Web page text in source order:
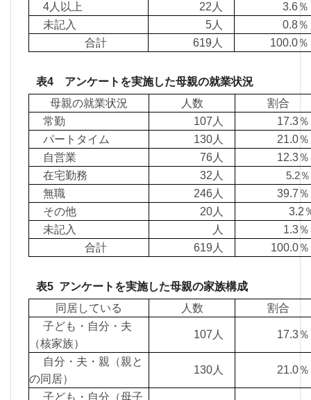
4人以上
22人
3.6
未記入
5人
0.8
合計
619人 100.0
表4 アンケートを実施した母親の就業状況
母親の就業状況
人数
割合
常勤
107人
17.3
パートタイム
130人
21.0
自営業
76人
12.3
在宅勤務
32人 5.2
無職 246人
39.7
その他
20人
3.2
未記入
人
1.3
合計
619人 100.0
表5 アンケートを実施した母親の家族構成
同居している
人数
割合
子ども・自分・夫
（核家族）
107人 17.3
自分・夫・親（親と
の同居）
130人 21.0
子ども・自分（母子